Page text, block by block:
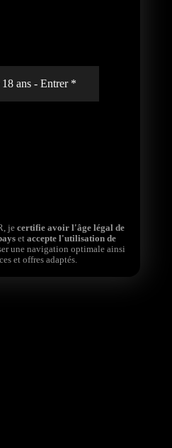
ans - Entrer *
je certifie avoir l'âge légal de
etaccepte l'utilisation de
une navigation optimale ainsi
et offres adaptés.
de consultation, le patient